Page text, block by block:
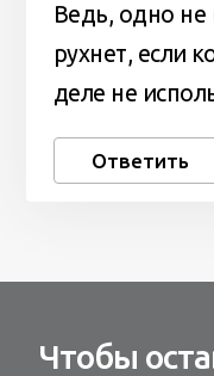
Ведь, одно не
рухнет, если
деле не
Ответить
Чтобы